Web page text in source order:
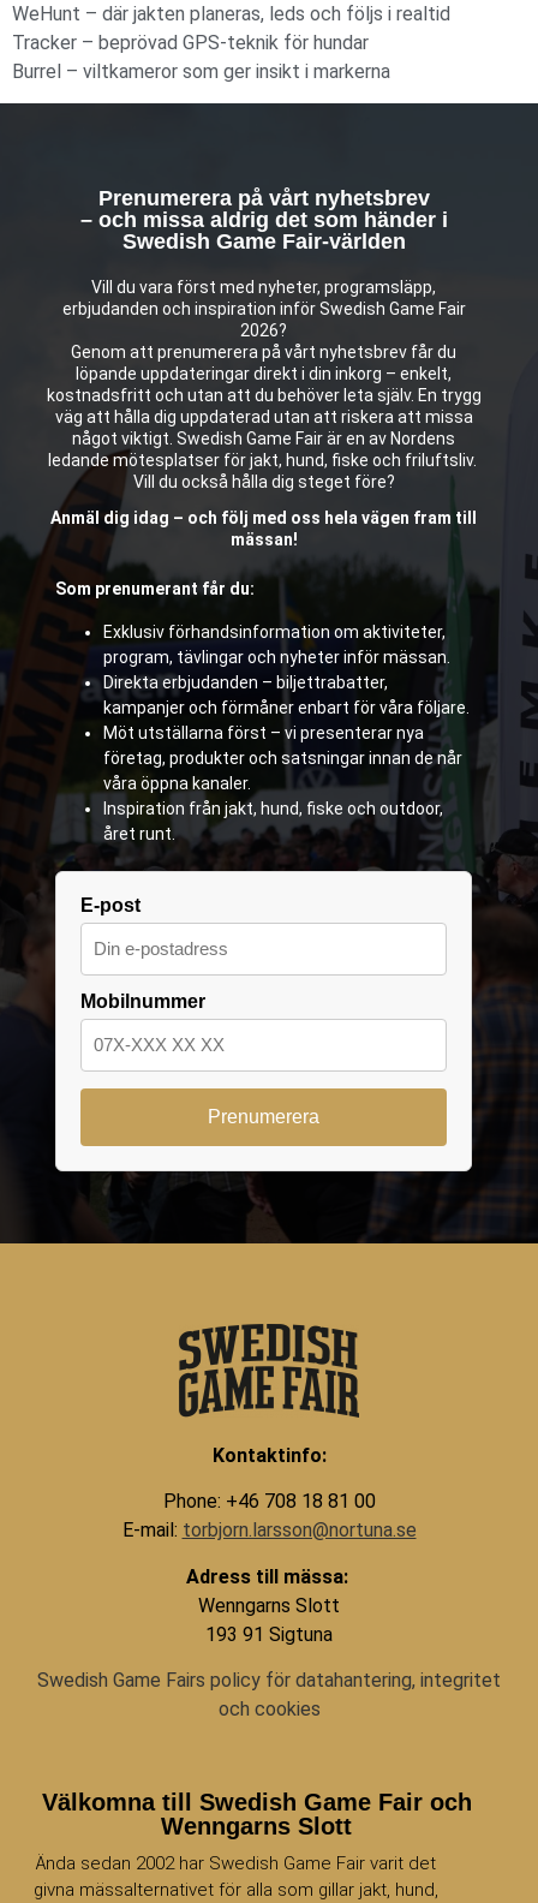
WeHunt – där jakten planeras, leds och följs i realtid
Tracker – beprövad GPS-teknik för hundar
Burrel – viltkameror som ger insikt i markerna
Prenumerera på vårt nyhetsbrev
– och missa aldrig det som händer i
Swedish Game Fair-världen
Vill du vara först med nyheter, programsläpp,
erbjudanden och inspiration inför Swedish Game Fair
2026?
Genom att prenumerera på vårt nyhetsbrev får du
löpande uppdateringar direkt i din inkorg – enkelt,
kostnadsfritt och utan att du behöver leta själv. En trygg
väg att hålla dig uppdaterad utan att riskera att missa
något viktigt. Swedish Game Fair är en av Nordens
ledande mötesplatser för jakt, hund, fiske och friluftsliv.
Vill du också hålla dig steget före?
Anmäl dig idag – och följ med oss hela vägen fram till
mässan!
E-post
Mobilnummer
Som prenumerant får du:
Exklusiv förhandsinformation om aktiviteter,
program, tävlingar och nyheter inför mässan.
Direkta erbjudanden – biljettrabatter,
kampanjer och förmåner enbart för våra följare.
Möt utställarna först – vi presenterar nya
företag, produkter och satsningar innan de når
våra öppna kanaler.
Inspiration från jakt, hund, fiske och outdoor,
året runt.
Kontaktinfo:
Phone: +46 708 18 81 00
E-mail: torbjorn.larsson@nortuna.se
Adress till mässa:
Wenngarns Slott
193 91 Sigtuna
Swedish Game Fairs policy för datahantering, integritet
och cookies
Välkomna till Swedish Game Fair och
Wenngarns Slott
Ända sedan 2002 har Swedish Game Fair varit det
givna mässalternativet för alla som gillar jakt, hund,